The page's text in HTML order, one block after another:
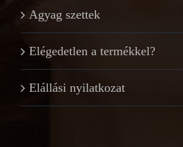
Agyag szettek
Elégedetlen a termékkel?
Elállási nyilatkozat